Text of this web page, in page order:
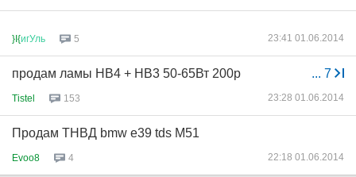
}I{игУль 5 23:41 01.06.2014
... 7
продам ламы HB4 + HB3 50-65Вт 200р
Tistel 153 23:28 01.06.2014
Продам ТНВД bmw e39 tds M51
Evoo8 4 22:18 01.06.2014